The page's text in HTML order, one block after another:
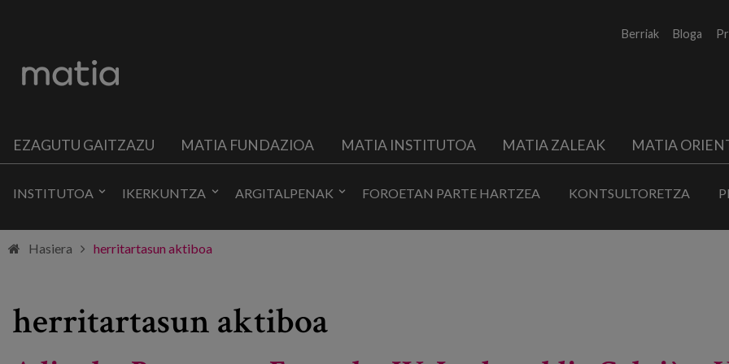
Berriak Bloga
EZAGUTU GAITZAZU MATIA FUNDAZIOA MATIA INSTITUTOA MATIA ZALEAK MATIA
INSTITUTOA IKERKUNTZA ARGITALPENAK FOROETAN PARTE HARTZEA KONTSULTORETZA
Hasiera herritartasun aktiboa
herritartasun aktiboa